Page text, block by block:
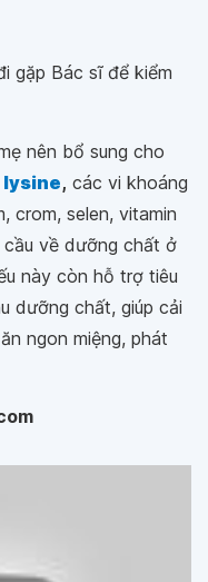
gặp Bác sĩ để kiểm
nên bổ sung cho
lysine, các vi khoáng
crom, selen, vitamin
cầu về dưỡng chất ở
này còn hỗ trợ tiêu
dưỡng chất, giúp cải
ngon miệng, phát